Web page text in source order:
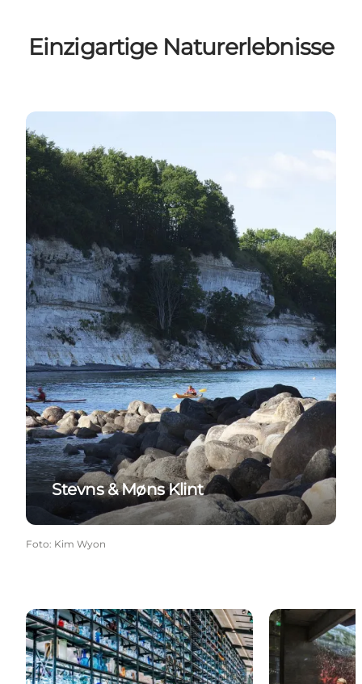
Einzigartige Naturerlebnisse
Stevns & Møns Klint
Stevns & Møns Klint
Foto: Kim Wyon
Holmegaard Værk Museum Dänemarks